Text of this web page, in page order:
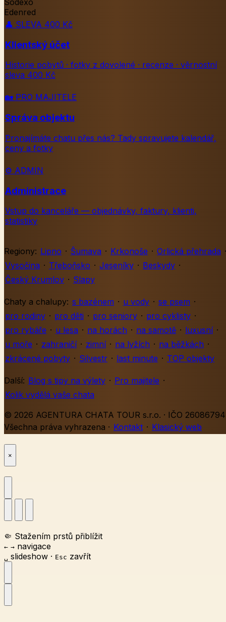
Sodexo
Edenred
👤 SLEVA 400 Kč
Klientský účet
Historie pobytů · fotky z dovolené · recenze · věrnostní
sleva 400 Kč
🏡 PRO MAJITELE
Správa objektu
Pronajímáte chatu přes nás? Tady spravujete kalendář,
ceny a fotky
⚙️ ADMIN
Administrace
Vstup do kanceláře — objednávky, faktury, klienti,
statistiky
Regiony: Lipno · Šumava · Krkonoše · Orlická přehrada ·
Vysočina · Třeboňsko · Jeseníky · Beskydy ·
Český Krumlov · Slapy
Chaty a chalupy: s bazénem · u vody · se psem ·
pro rodiny · pro děti · pro seniory · pro cyklisty ·
pro rybáře · u lesa · na horách · na samotě · luxusní ·
u moře · zahraničí · zimní · na lyžích · na běžkách ·
zkrácené pobyty · Silvestr · last minute · TOP objekty
Další: Blog s tipy na výlety · Pro majitele ·
Kolik vydělá vaše chata
© 2026 AGENTURA CHATA TOUR s.r.o. · IČO 26086794
Všechna práva vyhrazena · Kontakt · Klasický web
×
🤏 Stažením prstů přiblížit
← → navigace
␣ slideshow · Esc zavřít